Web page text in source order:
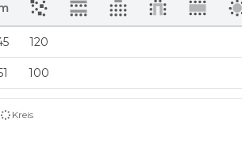
120
100
Kreis